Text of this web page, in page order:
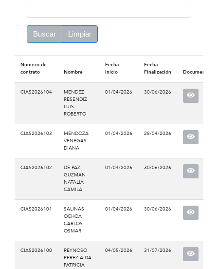
Buscar Limpiar
Número de
contrato
Nombre
Fecha
Inicio
Fecha
Finalización
Documento
CIAS2026104
MENDEZ
RESENDIZ
LUIS
ROBERTO
01/04/2026 30/06/2026
CIAS2026103
MENDOZA
VENEGAS
DIANA
01/04/2026 28/04/2026
CIAS2026102
DE PAZ
GUZMAN
NATALIA
CAMILA
01/04/2026 30/06/2026
CIAS2026101
SALINAS
OCHOA
CARLOS
OSMAR
01/04/2026 30/06/2026
CIAS2026100
REYNOSO
PEREZ AIDA
PATRICIA
04/05/2026 31/07/2026